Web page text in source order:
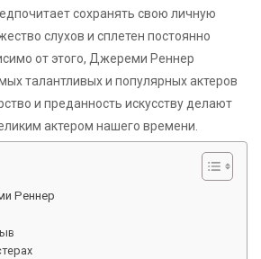
сохранять свою личную
слухов и сплетен постоянно
от этого, Джереми Реннер
талантливых и популярных актеров
и преданность искусству делают
актером нашего времени.
Реннер